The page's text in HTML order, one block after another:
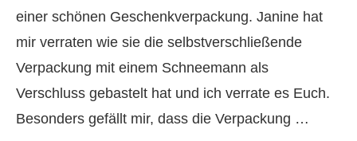
einer schönen Geschenkverpackung. Janine hat
mir verraten wie sie die selbstverschließende
Verpackung mit einem Schneemann als
Verschluss gebastelt hat und ich verrate es Euch.
Besonders gefällt mir, dass die Verpackung …